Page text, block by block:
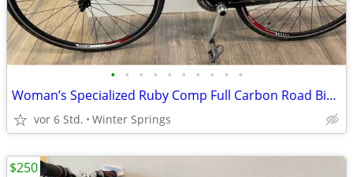
• • • • • • • • • •
Woman’s Specialized Ruby Comp Full Carbon Road Bike Tuned Ready/Ride
vor 6 Std. Winter Springs
$250